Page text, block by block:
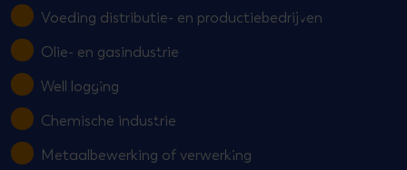
Voeding distributie- en productiebedrijven
Olie- en gasindustrie
Well logging
Chemische industrie
Metaalbewerking of verwerking